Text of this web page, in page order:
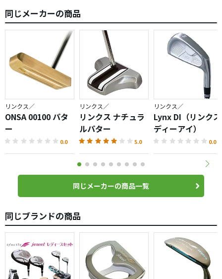
同じメーカーの商品
リンクス／
ONSA 00100 パタ
ー
0.0
リンクス／
リンクス ナチュラ
ルパター
5.0
リンクス／
Lynx DI（リンクス
ディーアイ）
0.0
同じメーカーの商品一覧
同じブランドの商品